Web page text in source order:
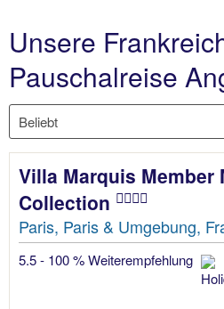
Unsere
Pauschalreise
Villa Marquis Member
Collection
Paris, Paris & Umgebung,
5.5 - 100 % Weiterempfehlung